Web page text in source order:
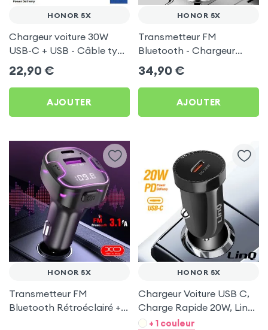
HONOR 5X
Chargeur voiture 30W
USB-C + USB - Câble type
C 60W Blue Star pour
Honor 5X
22,90 €
AJOUTER
HONOR 5X
Transmetteur FM
Bluetooth - Chargeur
Voiture USB C + USB -
Swissten
34,90 €
AJOUTER
HONOR 5X
Transmetteur FM
Bluetooth Rétroéclairé +
HONOR 5X
Chargeur Voiture USB C,
Charge Rapide 20W, LinQ
- Noir pour Honor 5X
+ 1 couleur